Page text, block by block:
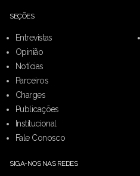
SEÇÕES
Entrevistas
Opinião
Notícias
Parceiros
Charges
Publicações
Institucional
Fale Conosco
SIGA-NOS NAS REDES